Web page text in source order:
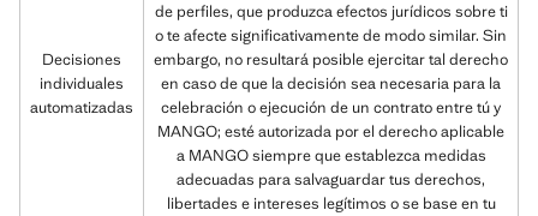
Decisiones
individuales
automatizadas
de perfiles, que produzca efectos jurídicos sobre ti
o te afecte significativamente de modo similar. Sin
embargo, no resultará posible ejercitar tal derecho
en caso de que la decisión sea necesaria para la
celebración o ejecución de un contrato entre tú y
MANGO; esté autorizada por el derecho aplicable
a MANGO siempre que establezca medidas
adecuadas para salvaguardar tus derechos,
libertades e intereses legítimos o se base en tu